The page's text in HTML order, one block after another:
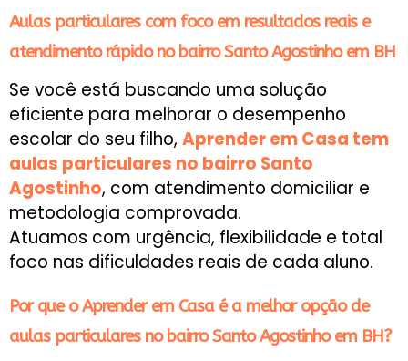
Aulas particulares com foco em resultados reais e
atendimento rápido no bairro Santo Agostinho em BH
Se você está buscando uma solução
eficiente para melhorar o desempenho
escolar do seu filho, Aprender em Casa tem
aulas particulares no bairro Santo
Agostinho, com atendimento domiciliar e
metodologia comprovada.
Atuamos com urgência, flexibilidade e total
foco nas dificuldades reais de cada aluno.
Por que o Aprender em Casa é a melhor opção de
aulas particulares no bairro Santo Agostinho em BH?